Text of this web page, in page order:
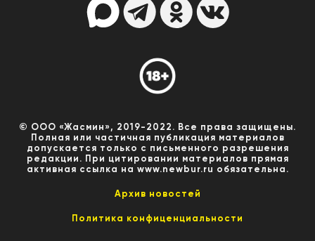
© ООО «Жасмин», 2019-2022. Все права защищены.
Полная или частичная публикация материалов
допускается только с письменного разрешения
редакции. При цитировании материалов прямая
активная ссылка на www.newbur.ru обязательна.
Архив новостей
Политика конфиценциальности